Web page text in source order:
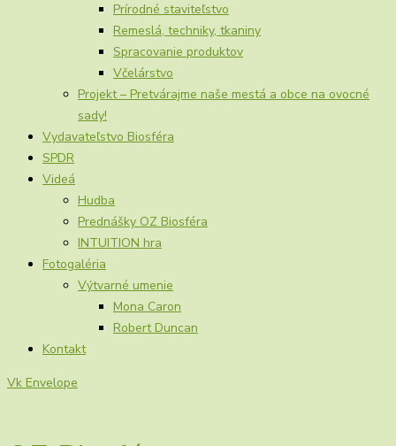
Prírodné staviteľstvo
Remeslá, techniky, tkaniny
Spracovanie produktov
Včelárstvo
Projekt – Pretvárajme naše mestá a obce na ovocné
sady!
Vydavateľstvo Biosféra
SPDR
Videá
Hudba
Prednášky OZ Biosféra
INTUITION hra
Fotogaléria
Výtvarné umenie
Mona Caron
Robert Duncan
Kontakt
Vk Envelope